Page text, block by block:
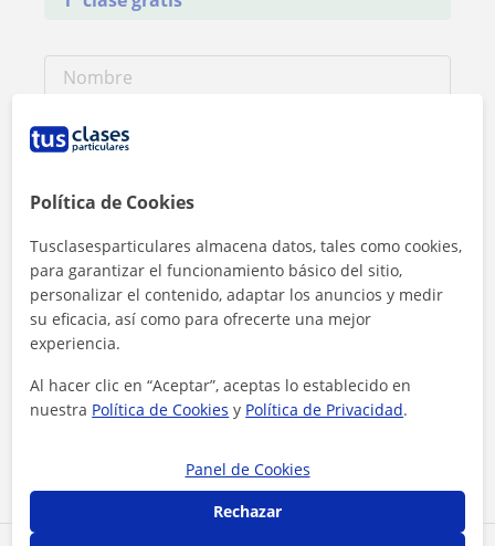
Al hacer clic, aceptas nuestroaviso legaly deprivacidad
Política de Cookies
Tusclasesparticulares almacena datos, tales como cookies,
para garantizar el funcionamiento básico del sitio,
personalizar el contenido, adaptar los anuncios y medir
su eficacia, así como para ofrecerte una mejor
experiencia.
Al hacer clic en “Aceptar”, aceptas lo establecido en
nuestra Política de Cookies y Política de Privacidad.
Panel de Cookies
Rechazar